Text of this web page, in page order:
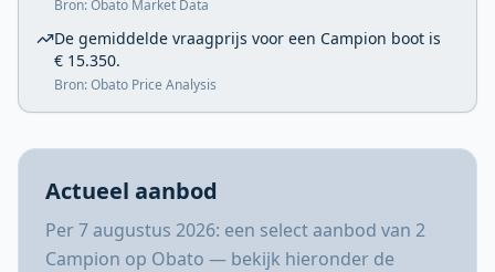
Bron:Obato Market Data
De gemiddelde vraagprijs voor een Campion boot is
€ 15.350.
Bron:Obato Price Analysis
Actueel aanbod
Per 7 augustus 2026: een select aanbod van 2
Campion op Obato — bekijk hieronder de